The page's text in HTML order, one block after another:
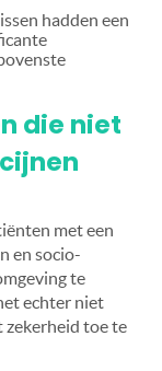
hadden een
die niet
met een
en socio-
te
echter niet
zekerheid toe te